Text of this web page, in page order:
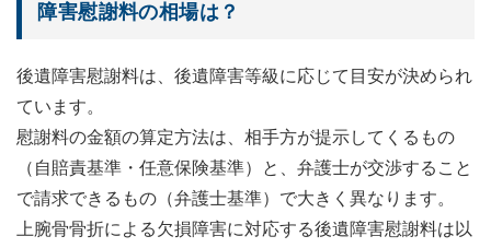
障害慰謝料の相場は？
後遺障害慰謝料は、後遺障害等級に応じて目安が決められ
ています。
慰謝料の金額の算定方法は、相手方が提示してくるもの
（自賠責基準・任意保険基準）と、弁護士が交渉すること
で請求できるもの（弁護士基準）で大きく異なります。
上腕骨骨折による欠損障害に対応する後遺障害慰謝料は以